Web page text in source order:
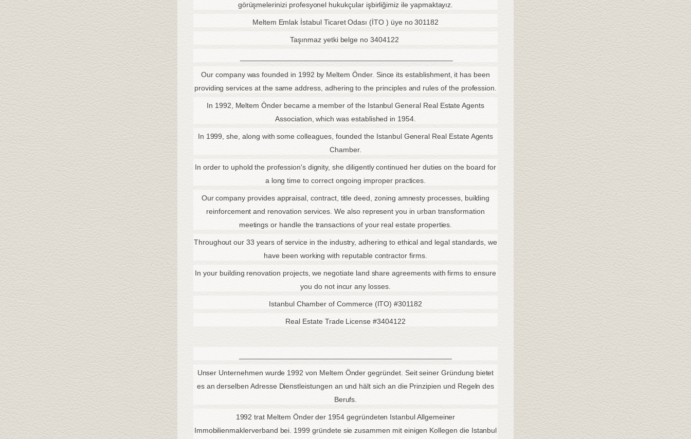
görüşmelerinizi profesyonel hukukçular işbirliğimiz ile yapmaktayız.
Meltem Emlak İstabul Ticaret Odası (İTO ) üye no 301182
Taşınmaz yetki belge no 3404122
Our company was founded in 1992 by Meltem Önder. Since its establishment, it has been
providing services at the same address, adhering to the principles and rules of the profession.
In 1992, Meltem Önder became a member of the Istanbul General Real Estate Agents
Association, which was established in 1954.
In 1999, she, along with some colleagues, founded the Istanbul General Real Estate Agents
Chamber.
In order to uphold the profession's dignity, she diligently continued her duties on the board for
a long time to correct ongoing improper practices.
Our company provides appraisal, contract, title deed, zoning amnesty processes, building
reinforcement and renovation services. We also represent you in urban transformation
meetings or handle the transactions of your real estate properties.
Throughout our 33 years of service in the industry, adhering to ethical and legal standards, we
have been working with reputable contractor firms.
In your building renovation projects, we negotiate land share agreements with firms to ensure
you do not incur any losses.
Istanbul Chamber of Commerce (ITO) #301182
Real Estate Trade License #3404122
Unser Unternehmen wurde 1992 von Meltem Önder gegründet. Seit seiner Gründung bietet
es an derselben Adresse Dienstleistungen an und hält sich an die Prinzipien und Regeln des
Berufs.
1992 trat Meltem Önder der 1954 gegründeten Istanbul Allgemeiner
Immobilienmaklerverband bei. 1999 gründete sie zusammen mit einigen Kollegen die Istanbul